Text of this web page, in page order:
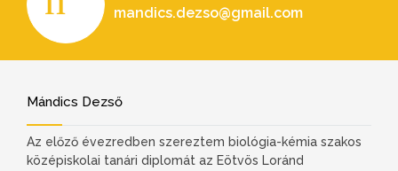
mandics.dezso@gmail.com
Mándics Dezső
Az előző évezredben szereztem biológia-kémia szakos
középiskolai tanári diplomát az Eötvös Loránd